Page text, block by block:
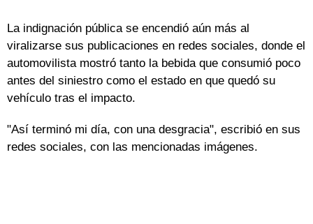
La indignación pública se encendió aún más al
viralizarse sus publicaciones en redes sociales, donde el
automovilista mostró tanto la bebida que consumió poco
antes del siniestro como el estado en que quedó su
vehículo tras el impacto.
"Así terminó mi día, con una desgracia", escribió en sus
redes sociales, con las mencionadas imágenes.